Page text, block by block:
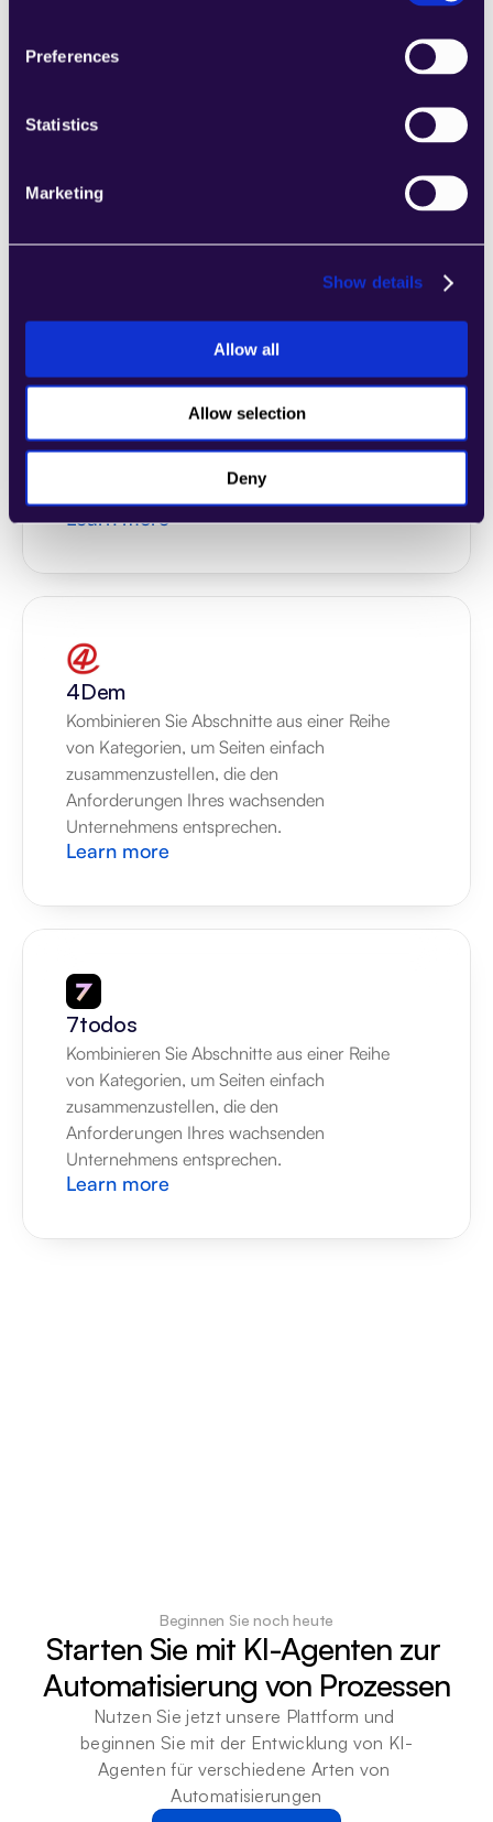
Preferences
Statistics
Marketing
Show details
Allow all
Allow selection
Deny
Kombinieren Sie Abschnitte aus einer Reihe
Anforderungen Ihres wachsenden
Learn more
Kombinieren Sie Abschnitte aus einer Reihe
von Kategorien, um Seiten einfach
zusammenzustellen, die den
Anforderungen Ihres wachsenden
Unternehmens entsprechen.
Learn more
4Dem
Kombinieren Sie Abschnitte aus einer Reihe
von Kategorien, um Seiten einfach
zusammenzustellen, die den
Anforderungen Ihres wachsenden
Unternehmens entsprechen.
Learn more
7todos
Kombinieren Sie Abschnitte aus einer Reihe
von Kategorien, um Seiten einfach
zusammenzustellen, die den
Anforderungen Ihres wachsenden
Unternehmens entsprechen.
Learn more
Beginnen Sie noch heute
Starten Sie mit KI-Agenten zur
Automatisierung von Prozessen
Nutzen Sie jetzt unsere Plattform und
beginnen Sie mit der Entwicklung von KI-
Agenten für verschiedene Arten von
Automatisierungen